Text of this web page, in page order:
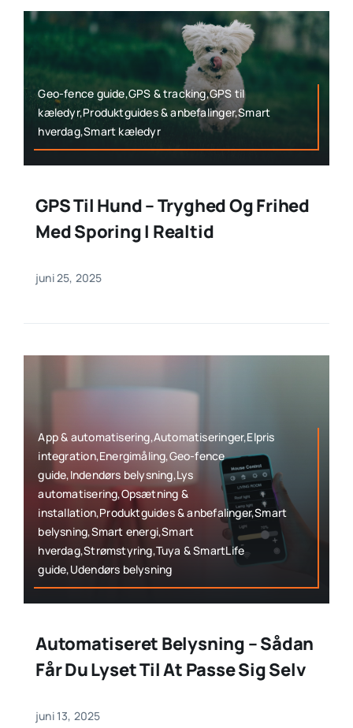
Geo-fence guide,GPS & tracking,GPS til
kæledyr,Produktguides & anbefalinger,Smart
hverdag,Smart kæledyr
GPS Til Hund – Tryghed Og Frihed
Med Sporing I Realtid
juni 25, 2025
App & automatisering,Automatiseringer,Elpris
integration,Energimåling,Geo-fence
guide,Indendørs belysning,Lys
automatisering,Opsætning &
installation,Produktguides & anbefalinger,Smart
belysning,Smart energi,Smart
hverdag,Strømstyring,Tuya & SmartLife
guide,Udendørs belysning
Automatiseret Belysning – Sådan
Får Du Lyset Til At Passe Sig Selv
juni 13, 2025